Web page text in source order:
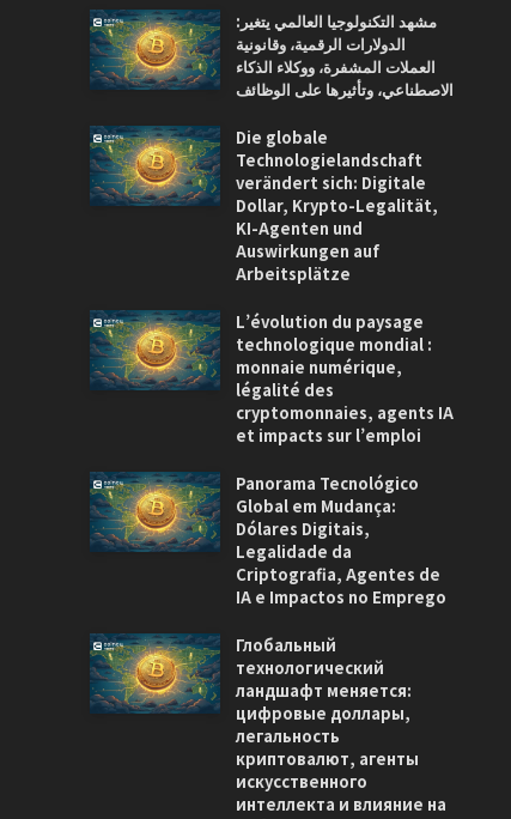
مشهد التكنولوجيا العالمي يتغير:
الدولارات الرقمية، وقانونية
العملات المشفرة، ووكلاء الذكاء
الاصطناعي، وتأثيرها على الوظائف
Die globale
Technologielandschaft
verändert sich: Digitale
Dollar, Krypto-Legalität,
KI-Agenten und
Auswirkungen auf
Arbeitsplätze
L’évolution du paysage
technologique mondial :
monnaie numérique,
légalité des
cryptomonnaies, agents IA
et impacts sur l’emploi
Panorama Tecnológico
Global em Mudança:
Dólares Digitais,
Legalidade da
Criptografia, Agentes de
IA e Impactos no Emprego
Глобальный
технологический
ландшафт меняется:
цифровые доллары,
легальность
криптовалют, агенты
искусственного
интеллекта и влияние на